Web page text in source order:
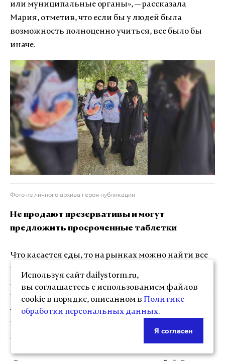
Используя сайт dailystorm.ru,
вы соглашаетесь с использованием файлов
cookie в порядке, описанном в Политике
обработки персональных данных.
Я согласен
или муниципальные органы», — рассказала
Мария, отметив, что если бы у людей была
возможность полноценно учиться, все было бы
иначе.
Фото из личного архива героя публикации
Не продают презервативы и могут
предложить просроченные таблетки
Что касается еды, то на рынках можно найти все
необходимое, даже консервы из американских
пайков. А вот со средствами гигиены и
контрацепции — проблема. Так как везде торговцы
— мужчины, они даже могут не разбираться, что
нужно женщине, а объяснить словами она не
имеет права.